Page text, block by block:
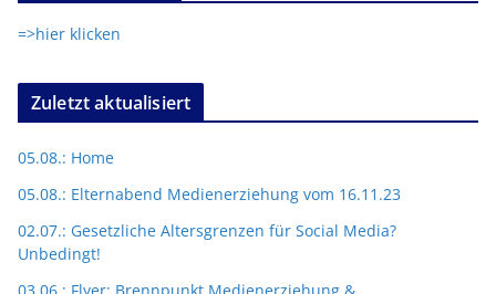
=>hier klicken
Zuletzt aktualisiert
05.08.: Home
05.08.: Elternabend Medienerziehung vom 16.11.23
02.07.: Gesetzliche Altersgrenzen für Social Media?
Unbedingt!
03.06.: Flyer: Brennpunkt Medienerziehung &